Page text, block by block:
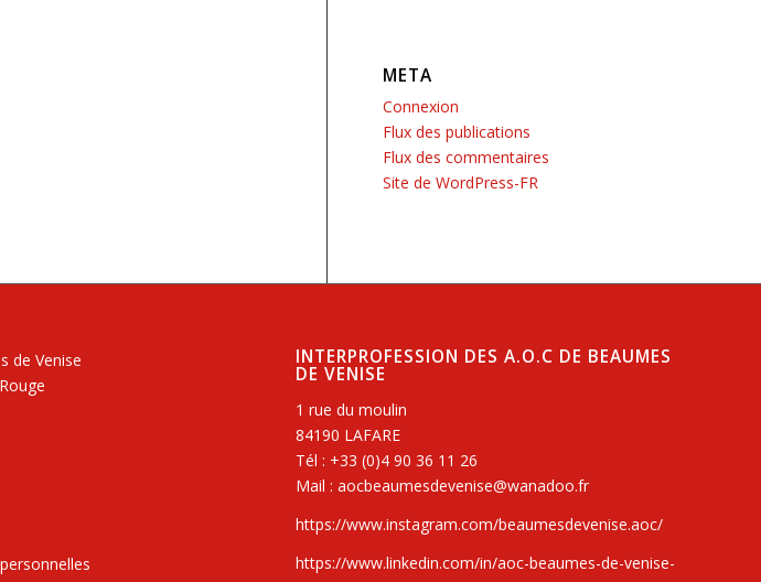
META
Connexion
Flux des publications
Flux des commentaires
Site de WordPress-FR
de Venise
INTERPROFESSION DES A.O.C DE BEAUMES
DE VENISE
1 rue du moulin
84190 LAFARE
Tél : +33 (0)4 90 36 11 26
Mail : aocbeaumesdevenise@wanadoo.fr
https://www.instagram.com/beaumesdevenise.aoc/
https://www.linkedin.com/in/aoc-beaumes-de-venise-